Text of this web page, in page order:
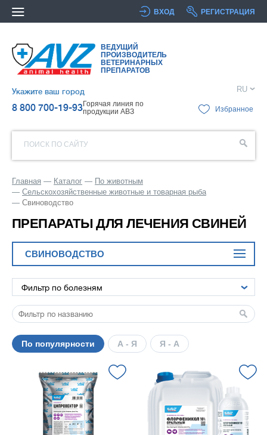
ВХОД РЕГИСТРАЦИЯ
ВЕДУЩИЙ
ПРОИЗВОДИТЕЛЬ
ВЕТЕРИНАРНЫХ
ПРЕПАРАТОВ
Укажите ваш город
8 800 700-19-93Горячая линия по
продукции АВЗ
RU
Избранное
ПОИСК ПО САЙТУ
Главная Каталог
По животным
Сельскохозяйственные животные и товарная рыба
Свиноводство
ПРЕПАРАТЫ ДЛЯ ЛЕЧЕНИЯ СВИНЕЙ
СВИНОВОДСТВО
По популярности А - Я Я - А